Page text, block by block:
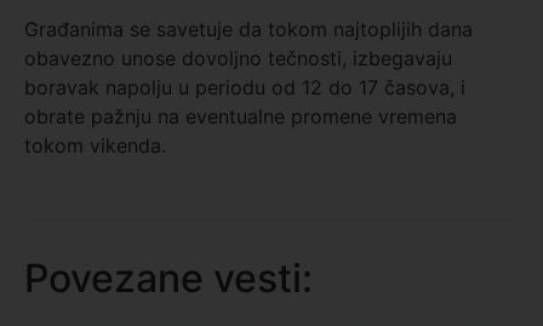
Građanima se savetuje da tokom najtoplijih dana
obavezno unose dovoljno tečnosti, izbegavaju
boravak napolju u periodu od 12 do 17 časova, i
obrate pažnju na eventualne promene vremena
tokom vikenda.
Povezane vesti: